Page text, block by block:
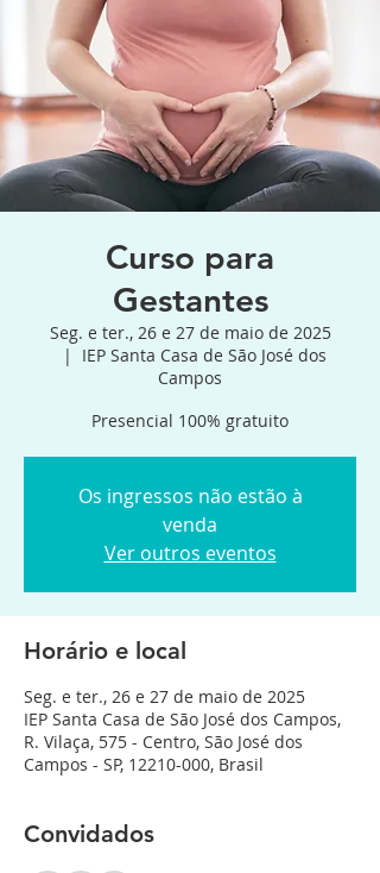
Curso para
Gestantes
Seg. e ter., 26 e 27 de maio de 2025
  |
IEP Santa Casa de São José dos
Campos
Presencial 100% gratuito
Os ingressos não estão à
venda
Ver outros eventos
Horário e local
Seg. e ter., 26 e 27 de maio de 2025
IEP Santa Casa de São José dos Campos,
R. Vilaça, 575 - Centro, São José dos
Campos - SP, 12210-000, Brasil
Convidados